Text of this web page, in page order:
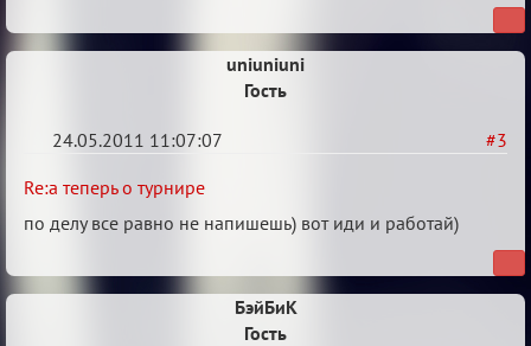
турнире
uniuniuni
Гость
#3
24.05.2011 11:07:07
Re:
а
о
Re:а теперь о турнире
по делу все равно не напишешь) вот иди и работай)
БэйБиК
Гость